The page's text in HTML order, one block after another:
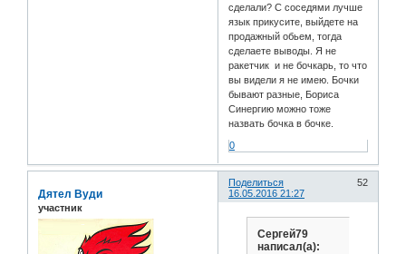
сделали? С соседями лучше
язык прикусите, выйдете на
продажный обьем, тогда
сделаете выводы. Я не
ракетчик и не бочкарь, то что
вы видели я не имею. Бочки
бывают разные, Бориса
Синергию можно тоже
назвать бочка в бочке.
0
Поделиться
52
16.05.2016 21:27
Дятел Вуди
участник
Сергей79
написал(а):